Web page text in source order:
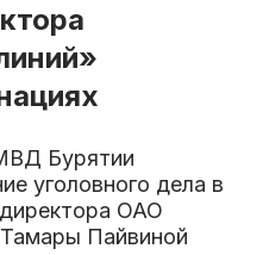
Бурятии
уголовного дела в
ОАО
Пайвиной